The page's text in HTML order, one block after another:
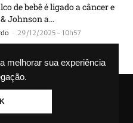
melhorar sua experiência
de bebê é ligado a câncer e
Johnson a...
- 29/12/2025 - 10h57
os direitos reservados.
GBC